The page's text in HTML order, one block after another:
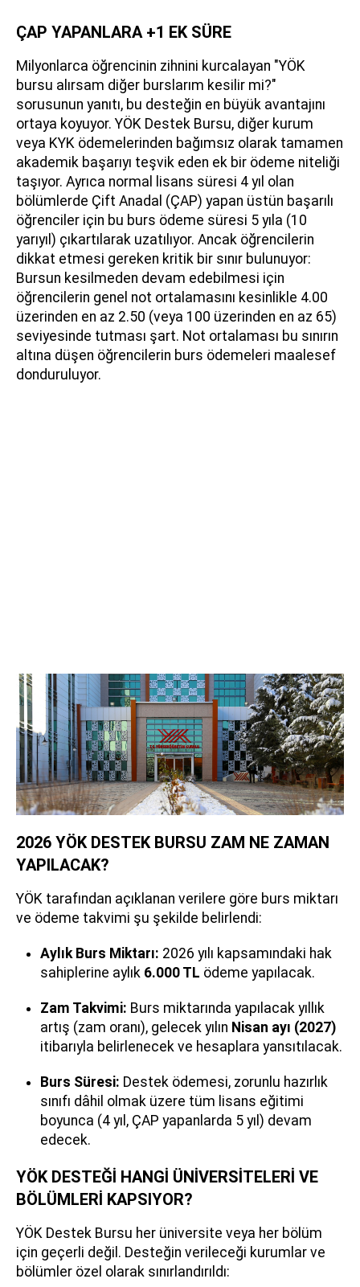
ÇAP YAPANLARA +1 EK SÜRE
Milyonlarca öğrencinin zihnini kurcalayan "YÖK
bursu alırsam diğer burslarım kesilir mi?"
sorusunun yanıtı, bu desteğin en büyük avantajını
ortaya koyuyor. YÖK Destek Bursu, diğer kurum
veya KYK ödemelerinden bağımsız olarak tamamen
akademik başarıyı teşvik eden ek bir ödeme niteliği
taşıyor. Ayrıca normal lisans süresi 4 yıl olan
bölümlerde Çift Anadal (ÇAP) yapan üstün başarılı
öğrenciler için bu burs ödeme süresi 5 yıla (10
yarıyıl) çıkartılarak uzatılıyor. Ancak öğrencilerin
dikkat etmesi gereken kritik bir sınır bulunuyor:
Bursun kesilmeden devam edebilmesi için
öğrencilerin genel not ortalamasını kesinlikle 4.00
üzerinden en az 2.50 (veya 100 üzerinden en az 65)
seviyesinde tutması şart. Not ortalaması bu sınırın
altına düşen öğrencilerin burs ödemeleri maalesef
donduruluyor.
2026 YÖK DESTEK BURSU ZAM NE ZAMAN
YAPILACAK?
YÖK tarafından açıklanan verilere göre burs miktarı
ve ödeme takvimi şu şekilde belirlendi:
Aylık Burs Miktarı: 2026 yılı kapsamındaki hak
sahiplerine aylık 6.000 TL ödeme yapılacak.
Zam Takvimi: Burs miktarında yapılacak yıllık
artış (zam oranı), gelecek yılın Nisan ayı (2027)
itibarıyla belirlenecek ve hesaplara yansıtılacak.
Burs Süresi: Destek ödemesi, zorunlu hazırlık
sınıfı dâhil olmak üzere tüm lisans eğitimi
boyunca (4 yıl, ÇAP yapanlarda 5 yıl) devam
edecek.
YÖK DESTEĞİ HANGİ ÜNİVERSİTELERİ VE
BÖLÜMLERİ KAPSIYOR?
YÖK Destek Bursu her üniversite veya her bölüm
için geçerli değil. Desteğin verileceği kurumlar ve
bölümler özel olarak sınırlandırıldı: